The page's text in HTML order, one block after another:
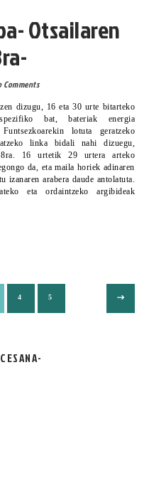
Otsailaren
Comments
bat, bateriak energia
lotuta geratzeko
linka bidali nahi dizuegu,
16 urtetik 29 urtera arteko
da, eta maila horiek adinaren
izanaren arabera daude antolatuta.
eta ordaintzeko argibideak
4 5